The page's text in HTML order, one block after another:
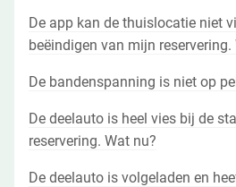
De app kan de thuislocatie niet
beëindigen van mijn
De bandenspanning is niet op
De deelauto is heel vies bij de
reservering. Wat nu?
De deelauto is volgeladen en